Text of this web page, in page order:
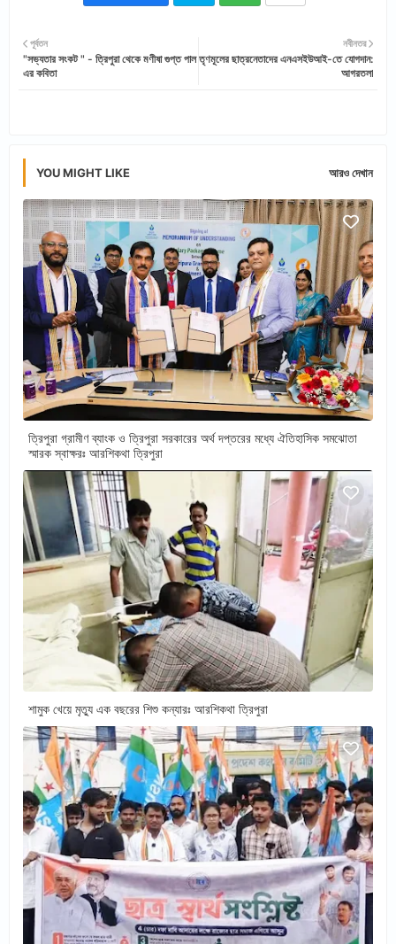
tter ats
নবীনতর
তৃণমূলের ছাত্রনেতাদের এনএসইউআই-তে যোগদান:
আগরতলা
পূর্বতন
"সভ্যতার সংকট " - ত্রিপুরা থেকে মণীষা গুপ্ত পাল
এর কবিতা
YOU MIGHT LIKE আরও দেখান
ত্রিপুরা গ্রামীণ ব্যাংক ও ত্রিপুরা সরকারের অর্থ দপ্তরের মধ্যে ঐতিহাসিক সমঝোতা
স্মারক স্বাক্ষরঃ আরশিকথা ত্রিপুরা
শামুক খেয়ে মৃত্যু এক বছরের শিশু কন্যারঃ আরশিকথা ত্রিপুরা